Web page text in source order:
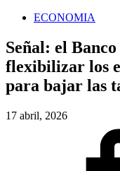
ECONOMIA
Señal: el
flexibilizar los
para bajar las
17 abril, 2026